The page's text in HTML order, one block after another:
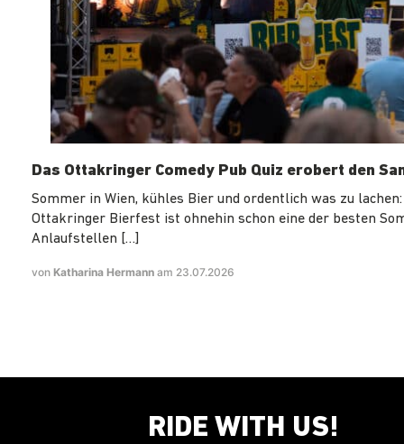
Das Ottakringer Comedy Pub Quiz erobert den
Sommer in Wien, kühles Bier und ordentlich was zu lachen:
Ottakringer Bierfest ist ohnehin schon eine der besten
Anlaufstellen […]
von Katharina Hermann am 23.07.2026
RIDE WITH US!